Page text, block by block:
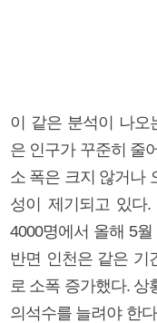
이 같은 분석이 나오
은 인구가 꾸준히 줄
소 폭은 크지 않거나
성이 제기되고 있다
4000명에서 올해 5
반면 인천은 같은 기
로 소폭 증가했다. 상
의석수를 늘려야 한